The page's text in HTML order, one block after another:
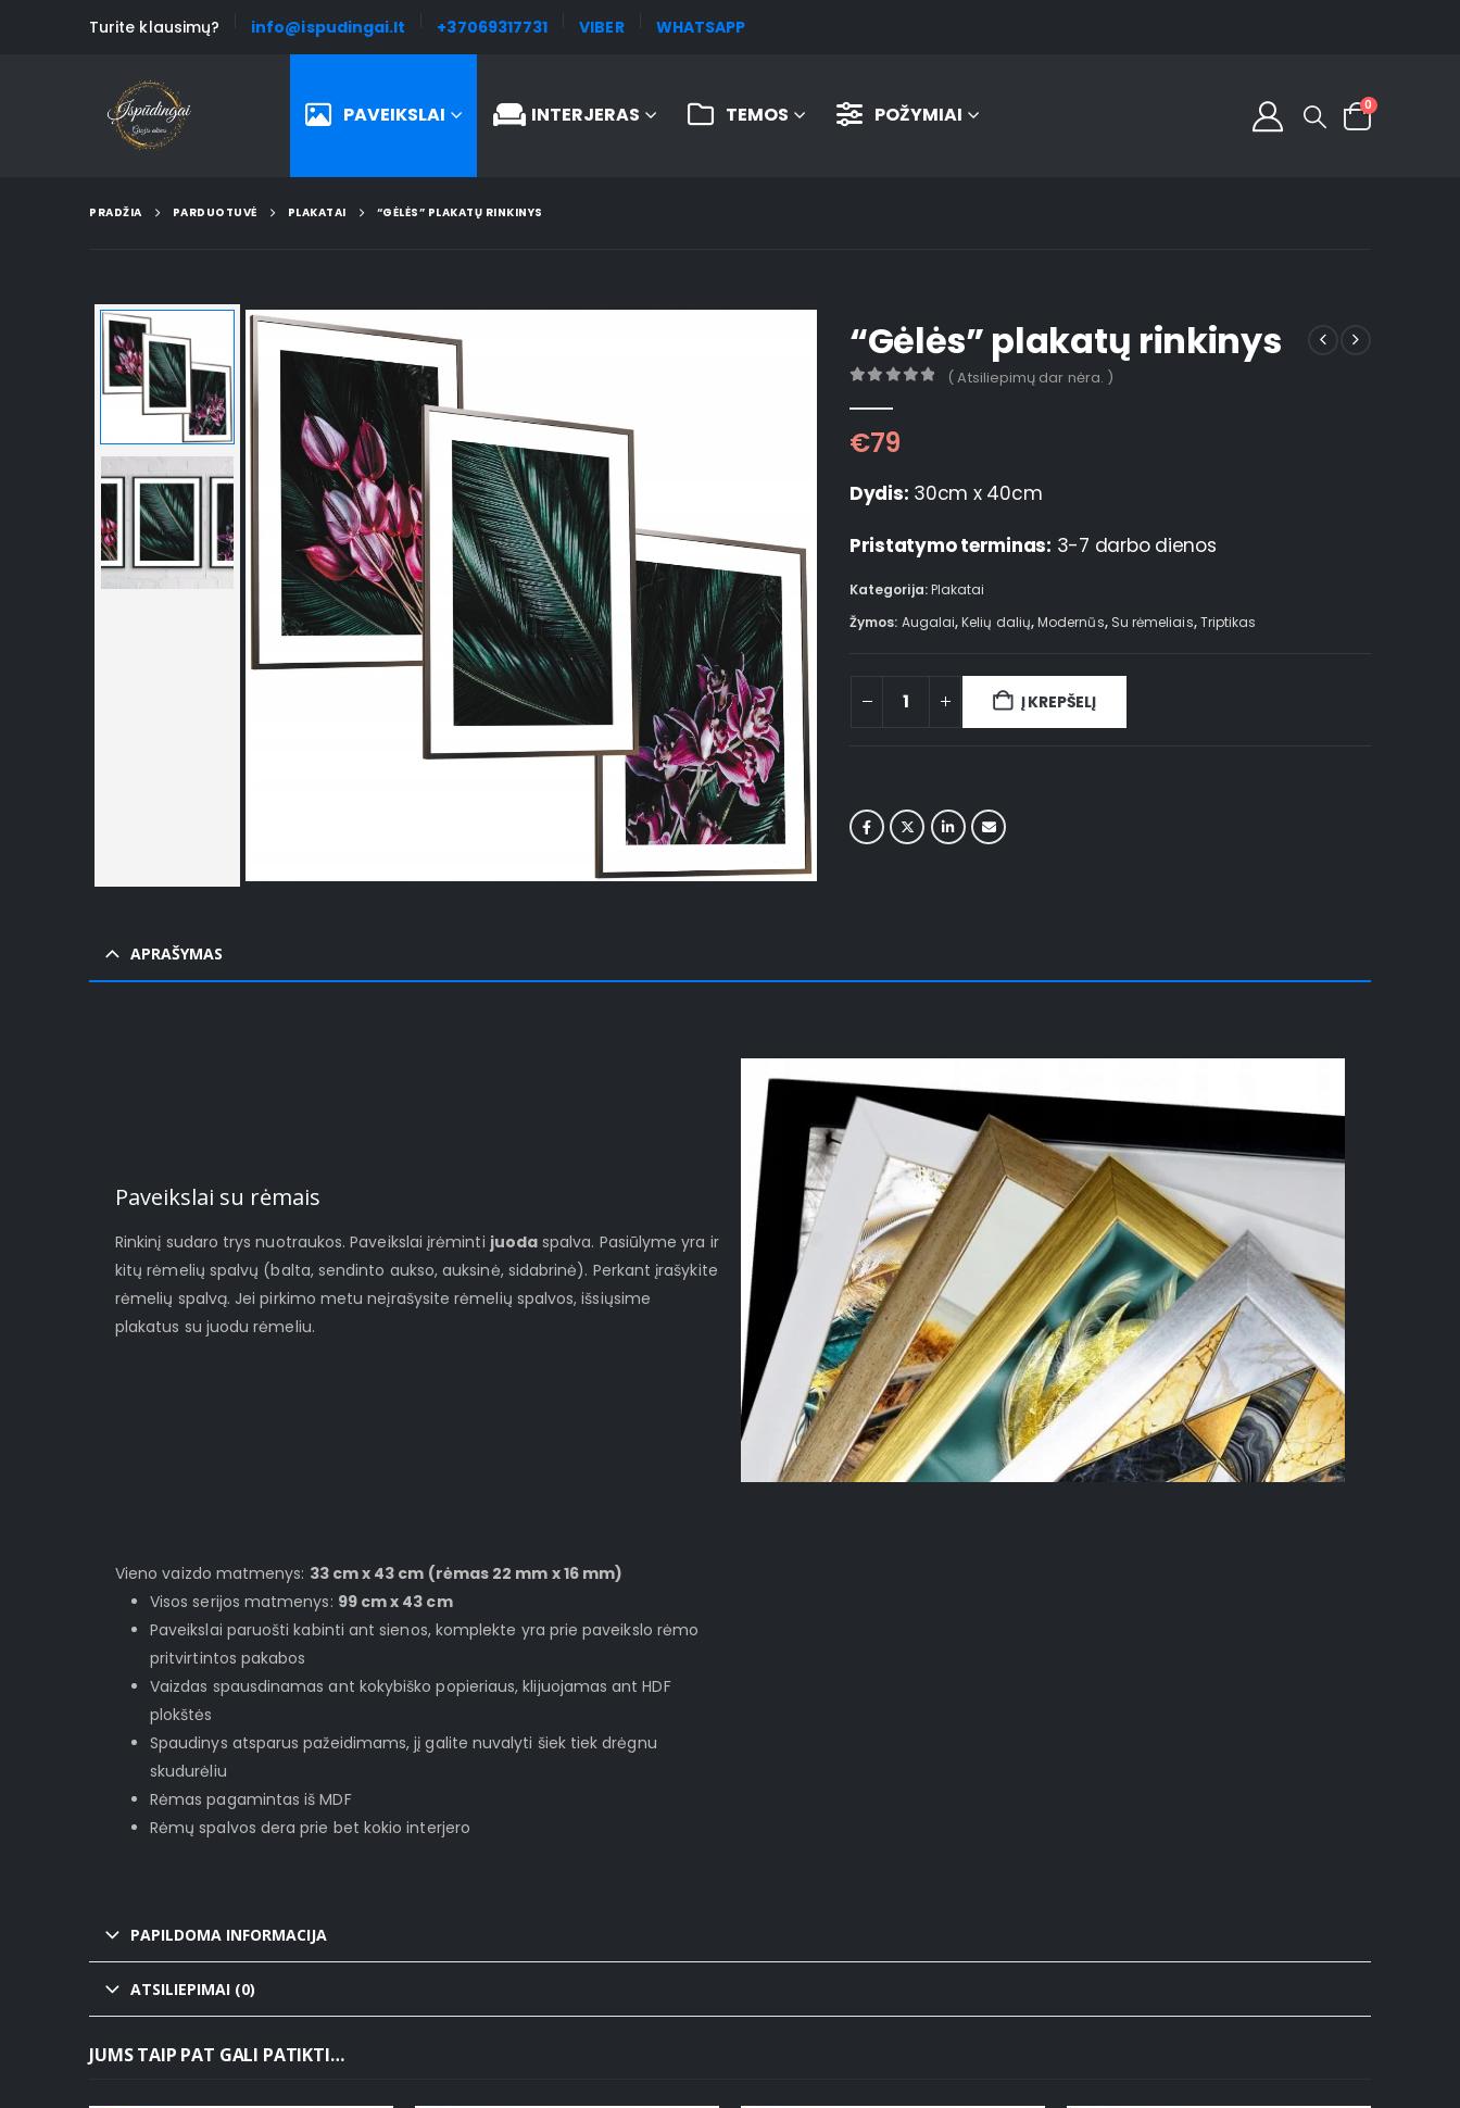
Turite klausimų? info@ispudingai.lt +37069317731 VIBER WHATSAPP
PAVEIKSLAI INTERJERAS TEMOS POŽYMIAI 0
PRADŽIA PARDUOTUVĖ PLAKATAI “GĖLĖS” PLAKATŲ RINKINYS
“Gėlės” plakatų rinkinys
( Atsiliepimų dar nėra. )
€79
Dydis: 30cm x 40cm
Pristatymo terminas: 3-7 darbo dienos
Kategorija:Plakatai
Žymos: Augalai,Kelių dalių,Modernūs, Su rėmeliais,Triptikas
Į KREPŠELĮ
APRAŠYMAS
Paveikslai su rėmais
Rinkinį sudaro trys nuotraukos. Paveikslai įrėminti juoda spalva. Pasiūlyme yra ir
kitų rėmelių spalvų (balta, sendinto aukso, auksinė, sidabrinė). Perkant įrašykite
rėmelių spalvą. Jei pirkimo metu neįrašysite rėmelių spalvos, išsiųsime
plakatus su juodu rėmeliu.
Vieno vaizdo matmenys: 33 cm x 43 cm (rėmas 22 mm x 16 mm)
Visos serijos matmenys: 99 cm x 43 cm
Paveikslai paruošti kabinti ant sienos, komplekte yra prie paveikslo rėmo
pritvirtintos pakabos
Vaizdas spausdinamas ant kokybiško popieriaus, klijuojamas ant HDF
plokštės
Spaudinys atsparus pažeidimams, jį galite nuvalyti šiek tiek drėgnu
skudurėliu
Rėmas pagamintas iš MDF
Rėmų spalvos dera prie bet kokio interjero
PAPILDOMA INFORMACIJA
ATSILIEPIMAI (0)
JUMS TAIP PAT GALI PATIKTI…